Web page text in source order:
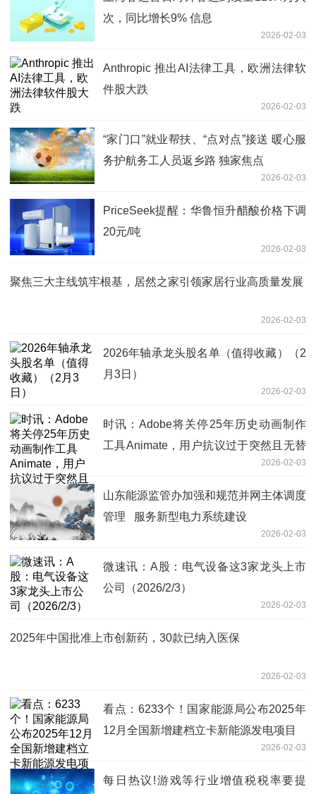
次，同比增长9% 信息
2026-02-03
Anthropic 推出AI法律工具，欧洲法律软
件股大跌
2026-02-03
“家门口”就业帮扶、“点对点”接送 暖心服
务护航务工人员返乡路 独家焦点
2026-02-03
PriceSeek提醒：华鲁恒升醋酸价格下调
20元/吨
2026-02-03
聚焦三大主线筑牢根基，居然之家引领家居行业高质量发展
2026-02-03
2026年轴承龙头股名单（值得收藏）（2
月3日）
2026-02-03
时讯：Adobe将关停25年历史动画制作
工具Animate，用户抗议过于突然且无替
2026-02-03
山东能源监管办加强和规范并网主体调度
管理 服务新型电力系统建设
2026-02-03
微速讯：A股：电气设备这3家龙头上市
公司（2026/2/3）
2026-02-03
2025年中国批准上市创新药，30款已纳入医保
2026-02-03
看点：6233个！国家能源局公布2025年
12月全国新增建档立卡新能源发电项目
2026-02-03
每日热议!游戏等行业增值税税率要提